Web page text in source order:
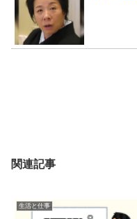
関連記事
生活と仕事